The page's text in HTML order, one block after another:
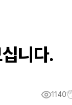
니다.
1140